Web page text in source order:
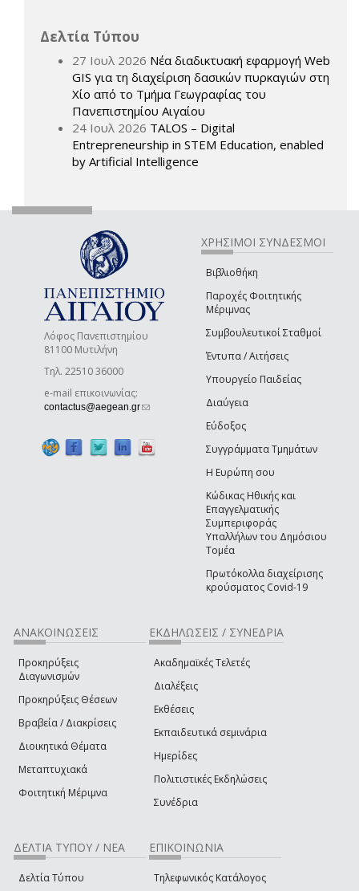
Δελτία Τύπου
27 Ιουλ 2026 Νέα διαδικτυακή εφαρμογή Web
GIS για τη διαχείριση δασικών πυρκαγιών στη
Χίο από το Τμήμα Γεωγραφίας του
Πανεπιστημίου Αιγαίου
24 Ιουλ 2026 TALOS – Digital
Entrepreneurship in STEM Education, enabled
by Artificial Intelligence
Λόφος Πανεπιστημίου
81100 Μυτιλήνη
Τηλ. 22510 36000
e-mail επικοινωνίας:
contactus@aegean.gr(link sends e-mail)
ΧΡΗΣΙΜΟΙ ΣΥΝΔΕΣΜΟΙ
Βιβλιοθήκη
Παροχές Φοιτητικής
Μέριμνας
Συμβουλευτικοί Σταθμοί
Έντυπα / Αιτήσεις
Υπουργείο Παιδείας
Διαύγεια
Εύδοξος
Συγγράμματα Τμημάτων
Η Ευρώπη σου
Κώδικας Ηθικής και
Επαγγελματικής
Συμπεριφοράς
Υπαλλήλων του Δημόσιου
Τομέα
Πρωτόκολλα διαχείρισης
κρούσματος Covid-19
ΑΝΑΚΟΙΝΩΣΕΙΣ
Προκηρύξεις
Διαγωνισμών
Προκηρύξεις Θέσεων
Βραβεία / Διακρίσεις
Διοικητικά Θέματα
Μεταπτυχιακά
Φοιτητική Μέριμνα
ΕΚΔΗΛΩΣΕΙΣ / ΣΥΝΕΔΡΙΑ
Ακαδημαϊκές Τελετές
Διαλέξεις
Εκθέσεις
Εκπαιδευτικά σεμινάρια
Ημερίδες
Πολιτιστικές Εκδηλώσεις
Συνέδρια
ΔΕΛΤΙΑ ΤΥΠΟΥ / ΝΕΑ
Δελτία Τύπου
ΕΠΙΚΟΙΝΩΝΙΑ
Τηλεφωνικός Κατάλογος